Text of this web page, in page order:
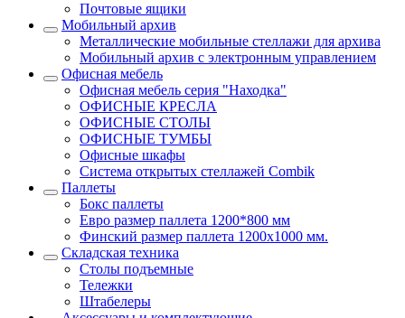
Почтовые ящики
Мобильный архив
Металлические мобильные стеллажи для архива
Мобильный архив с электронным управлением
Офисная мебель
Офисная мебель серия "Находка"
ОФИСНЫЕ КРЕСЛА
ОФИСНЫЕ СТОЛЫ
ОФИСНЫЕ ТУМБЫ
Офисные шкафы
Система открытых стеллажей Combik
Паллеты
Бокс паллеты
Евро размер паллета 1200*800 мм
Финский размер паллета 1200х1000 мм.
Складская техника
Столы подъемные
Тележки
Штабелеры